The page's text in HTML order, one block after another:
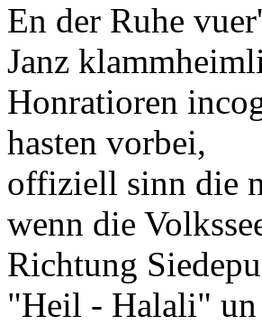
En der Ruhe
Janz
Honratioren
hasten vorbei,
offiziell sinn die
wenn die
Richtung
"Heil - Halali" un